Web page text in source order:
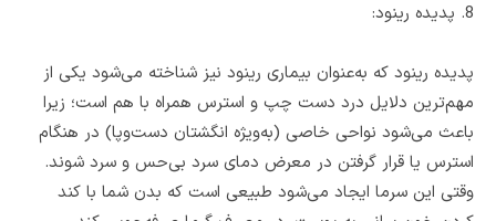
8. پدیده رینود:
پدیده رینود که به‌عنوان بیماری رینود نیز شناخته می‌شود یکی از
مهم‌ترین دلایل درد دست چپ و استرس همراه با هم است؛ زیرا
باعث می‌شود نواحی خاصی (به‌ویژه انگشتان دست‌وپا) در هنگام
استرس یا قرار گرفتن در معرض دمای سرد بی‌حس و سرد شوند.
وقتی این سرما ایجاد می‌شود طبیعی است که بدن شما با کند